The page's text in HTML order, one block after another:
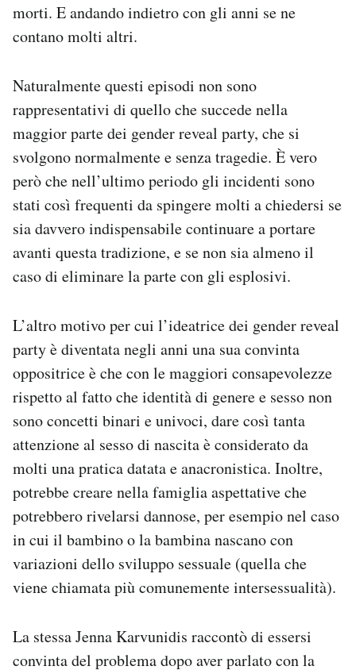
morti. E andando indietro con gli anni se ne
contano molti altri.
Naturalmente questi episodi non sono
rappresentativi di quello che succede nella
maggior parte dei gender reveal party, che si
svolgono normalmente e senza tragedie. È vero
però che nell’ultimo periodo gli incidenti sono
stati così frequenti da spingere molti a chiedersi se
sia davvero indispensabile continuare a portare
avanti questa tradizione, e se non sia almeno il
caso di eliminare la parte con gli esplosivi.
L’altro motivo per cui l’ideatrice dei gender reveal
party è diventata negli anni una sua convinta
oppositrice è che con le maggiori consapevolezze
rispetto al fatto che identità di genere e sesso non
sono concetti binari e univoci, dare così tanta
attenzione al sesso di nascita è considerato da
molti una pratica datata e anacronistica. Inoltre,
potrebbe creare nella famiglia aspettative che
potrebbero rivelarsi dannose, per esempio nel caso
in cui il bambino o la bambina nascano con
variazioni dello sviluppo sessuale (quella che
viene chiamata più comunemente intersessualità).
La stessa Jenna Karvunidis raccontò di essersi
convinta del problema dopo aver parlato con la